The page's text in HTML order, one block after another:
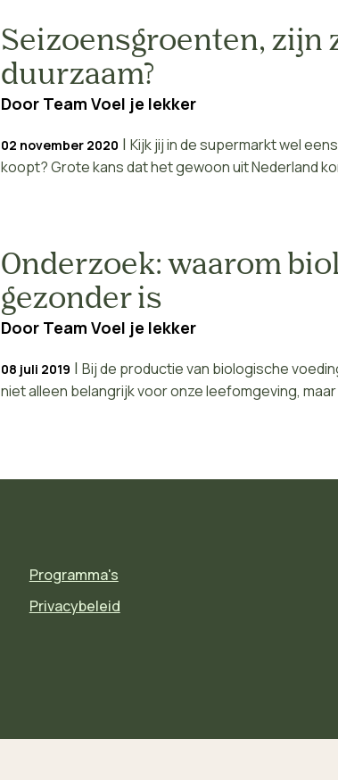
Seizoensgroenten, zijn
duurzaam?
Door Team Voel je lekker
02 november 2020 | Kijk jij in de supermarkt wel
koopt? Grote kans dat het gewoon uit Nederland
Onderzoek: waarom
gezonder is
Door Team Voel je lekker
08 juli 2019 | Bij de productie van biologische
niet alleen belangrijk voor onze leefomgeving,
Programma's
Privacybeleid